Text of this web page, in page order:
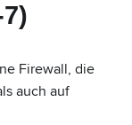
Firewall, die
auch auf